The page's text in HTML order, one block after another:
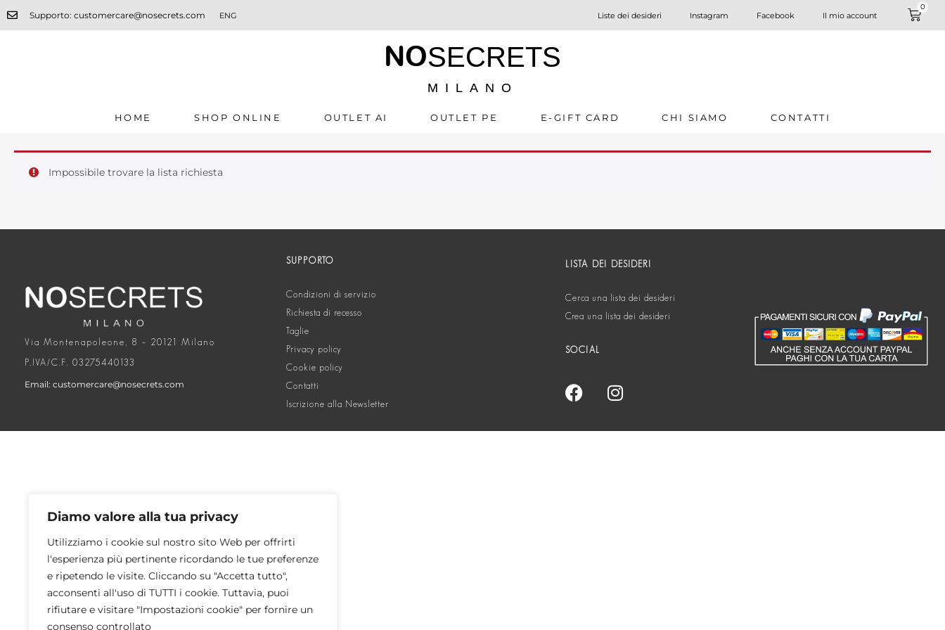
Diamo valore alla tua privacy
Utilizziamo i cookie sul nostro sito Web per offrirti
l'esperienza più pertinente ricordando le tue preferenze
e ripetendo le visite. Cliccando su "Accetta tutto",
acconsenti all'uso di TUTTI i cookie. Tuttavia, puoi
rifiutare e visitare "Impostazioni cookie" per fornire un
consenso controllato
Supporto: customercare@nosecrets.com ENG Liste dei desideri Instagram Facebook Il mio account
0
NOSECRETS
MILANO
HOME SHOP ONLINE OUTLET AI OUTLET PE E-GIFT CARD CHI SIAMO CONTATTI
Impossibile trovare la lista richiesta
Via Montenapoleone, 8 – 20121 Milano
P.IVA/C.F. 03275440133
Email: customercare@nosecrets.com
SUPPORTO
Condizioni di servizio
Richiesta di recesso
Taglie
Privacy policy
Cookie policy
Contatti
Iscrizione alla Newsletter
LISTA DEI DESIDERI
Cerca una lista dei desideri
Crea una lista dei desideri
SOCIAL